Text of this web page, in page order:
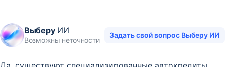
ВыберуИИ
Возможны неточности
Задать свой вопрос Выберу ИИ